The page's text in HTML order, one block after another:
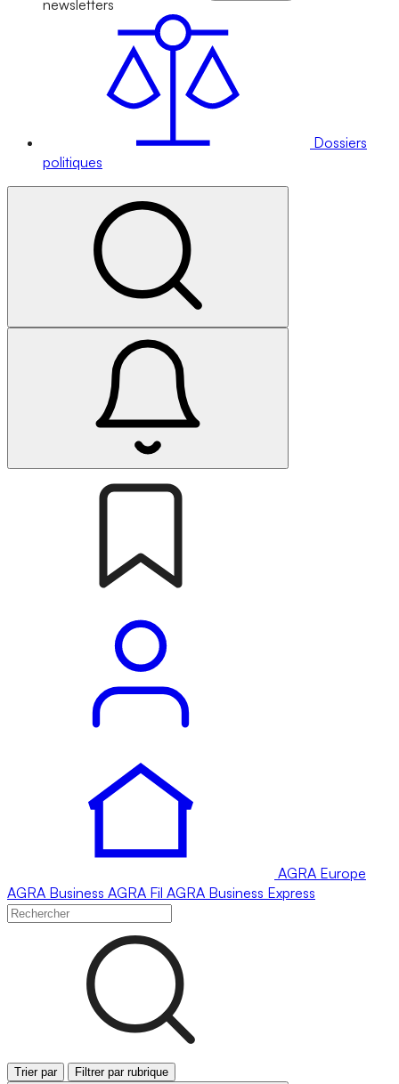
newsletters
Dossiers
politiques
AGRA Europe
AGRA Business AGRA Fil AGRA Business Express
Trier par Filtrer par rubrique